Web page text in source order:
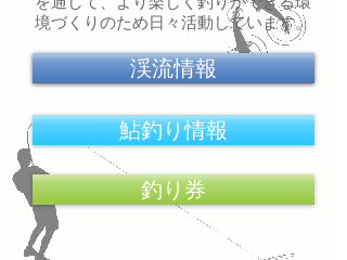
境づくりのため日々活動しています。
渓流情報
鮎釣り情報
釣り券